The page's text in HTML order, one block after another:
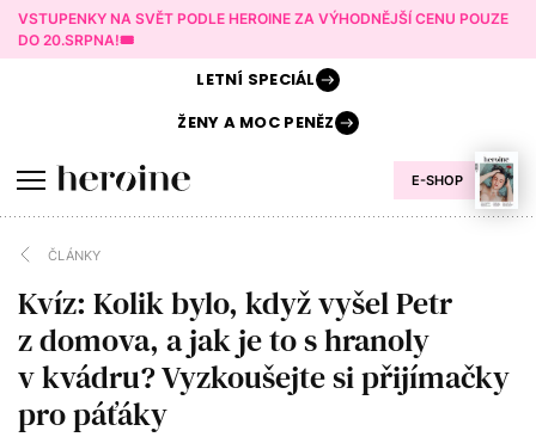
VSTUPENKY NA SVĚT PODLE HEROINE ZA VÝHODNĚJŠÍ CENU POUZE
DO 20.SRPNA!🎟️
E-SHOP
LETNÍ SPECIÁL
ŽENY AMOC PENĚZ
ČLÁNKY
Kvíz: Kolik bylo, když vyšel Petr
z domova, a jak je to s hranoly
v kvádru? Vyzkoušejte si přijímačky
pro páťáky